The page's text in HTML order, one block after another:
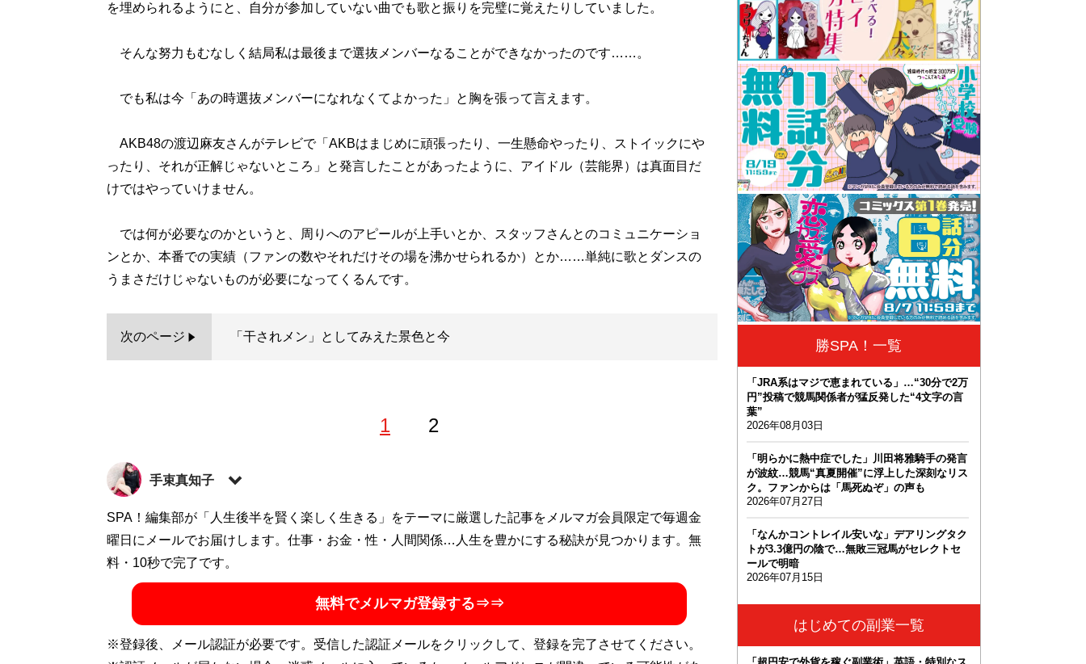
を埋められるようにと、自分が参加していない曲でも歌と振りを完璧に覚えたりしていました。
そんな努力もむなしく結局私は最後まで選抜メンバーなることができなかったのです……。
でも私は今「あの時選抜メンバーになれなくてよかった」と胸を張って言えます。
AKB48の渡辺麻友さんがテレビで「AKBはまじめに頑張ったり、一生懸命やったり、ストイックにや
ったり、それが正解じゃないところ」と発言したことがあったように、アイドル（芸能界）は真面目だ
けではやっていけません。
では何が必要なのかというと、周りへのアピールが上手いとか、スタッフさんとのコミュニケーショ
ンとか、本番での実績（ファンの数やそれだけその場を沸かせられるか）とか……単純に歌とダンスの
うまさだけじゃないものが必要になってくるんです。
次のページ 「干されメン」としてみえた景色と今
1 2
手束真知子
ミスマガジン2004（原田桜怜名義）、SKE48／SDN48の元メンバー。現在はフリーランスで活動し、秋
葉原でお店「発掘！グラドル文化祭」（guradorubunkasai.net）をオープン。店内では水着のグラビアア
イドルが♡むぎゅむぎゅ♡してくれるむぎゅパンケーキが名物として発売中。アイドルユニット「グラ
ドル文化祭」のプロデュースもしている。グラビアDVD「待ちこがれて」「mature」。Twitterアカウン
」Instagramアカウント「@machikotezuka」
記事一覧へ
SPA！編集部が「人生後半を賢く楽しく生きる」をテーマに厳選した記事をメルマガ会員限定で毎週金
曜日にメールでお届けします。仕事・お金・性・人間関係…人生を豊かにする秘訣が見つかります。無
料・10秒で完了です。
無料でメルマガ登録する⇒⇒
※登録後、メール認証が必要です。受信した認証メールをクリックして、登録を完了させてください。
勝SPA！一覧
「JRA系はマジで恵まれている」…“30分で2万
円”投稿で競馬関係者が猛反発した“4文字の言
葉”
2026年08月03日
「明らかに熱中症でした」川田将雅騎手の発言
が波紋…競馬“真夏開催”に浮上した深刻なリス
ク。ファンからは「馬死ぬぞ」の声も
2026年07月27日
「なんかコントレイル安いな」デアリングタク
トが3.3億円の陰で…無敗三冠馬がセレクトセ
ールで明暗
2026年07月15日
はじめての副業一覧